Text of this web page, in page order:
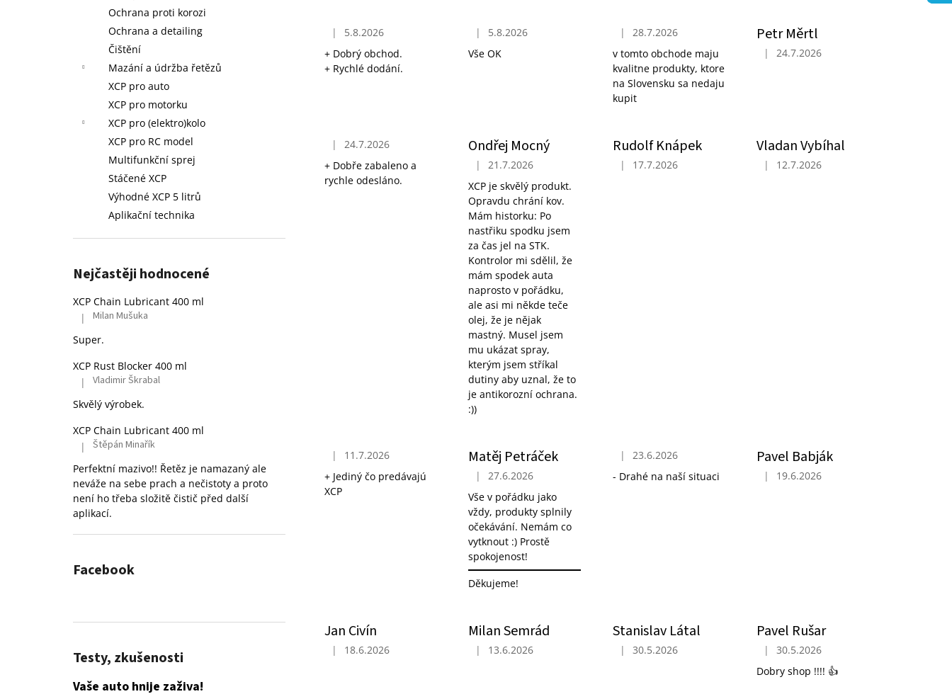
Ochrana proti korozi
Ochrana a detailing
Čištění
Mazání a údržba řetězů
XCP pro auto
XCP pro motorku
XCP pro (elektro)kolo
XCP pro RC model
Multifunkční sprej
Stáčené XCP
Výhodné XCP 5 litrů
Aplikační technika
Nejčastěji hodnocené
XCP Chain Lubricant 400 ml
Hodnocení produktu je 5 z 5 hvězdiček.
| Milan Mušuka
Super.
XCP Rust Blocker 400 ml
Hodnocení produktu je 5 z 5 hvězdiček.
| Vladimir Škrabal
Skvělý výrobek.
XCP Chain Lubricant 400 ml
Hodnocení produktu je 5 z 5 hvězdiček.
| Štěpán Minařík
Perfektní mazivo!! Řetěz je namazaný ale
neváže na sebe prach a nečistoty a proto
není ho třeba složitě čistič před další
aplikací.
Facebook
Testy, zkušenosti
Vaše auto hnije zaživa!
Hodnocení obchodu je 5 z 5 hvězdiček.
|
5.8.2026
+ Dobrý obchod.
+ Rychlé dodání.
Hodnocení obchodu je 5 z 5 hvězdiček.
|
5.8.2026
Vše OK
Hodnocení obchodu je 5 z 5 hvězdiček.
|
28.7.2026
v tomto obchode maju
kvalitne produkty, ktore
na Slovensku sa nedaju
kupit
Petr Měrtl
Hodnocení obchodu je 5 z 5 hvězdiček.
| 24.7.2026
Hodnocení obchodu je 5 z 5 hvězdiček.
|
24.7.2026
+ Dobře zabaleno a
rychle odesláno.
Ondřej Mocný
Hodnocení obchodu je 5 z 5 hvězdiček.
|
21.7.2026
XCP je skvělý produkt.
Opravdu chrání kov.
Mám historku: Po
nastřiku spodku jsem
za čas jel na STK.
Kontrolor mi sdělil, že
mám spodek auta
naprosto v pořádku,
ale asi mi někde teče
olej, že je nějak
mastný. Musel jsem
mu ukázat spray,
kterým jsem stříkal
dutiny aby uznal, že to
je antikorozní ochrana.
:))
Rudolf Knápek
Hodnocení obchodu je 5 z 5 hvězdiček.
| 17.7.2026
Vladan Vybíhal
Hodnocení obchodu je 5 z 5 hvězdiček.
| 12.7.2026
Hodnocení obchodu je 5 z 5 hvězdiček.
|
11.7.2026
+ Jediný čo predávajú
XCP
Matěj Petráček
Hodnocení obchodu je 5 z 5 hvězdiček.
|
27.6.2026
Vše v pořádku jako
vždy, produkty splnily
očekávání. Nemám co
vytknout :) Prostě
spokojenost!
Děkujeme!
Hodnocení obchodu je 5 z 5 hvězdiček.
|
23.6.2026
- Drahé na naší situaci
Pavel Babják
Hodnocení obchodu je 5 z 5 hvězdiček.
| 19.6.2026
Jan Civín
Hodnocení obchodu je 5 z 5 hvězdiček.
| 18.6.2026
Milan Semrád
Hodnocení obchodu je 5 z 5 hvězdiček.
| 13.6.2026
Stanislav Látal
Hodnocení obchodu je 5 z 5 hvězdiček.
| 30.5.2026
Pavel Rušar
Hodnocení obchodu je 5 z 5 hvězdiček.
|
30.5.2026
Dobry shop !!!! 👍
749 Kč
Původně: 758 Kč